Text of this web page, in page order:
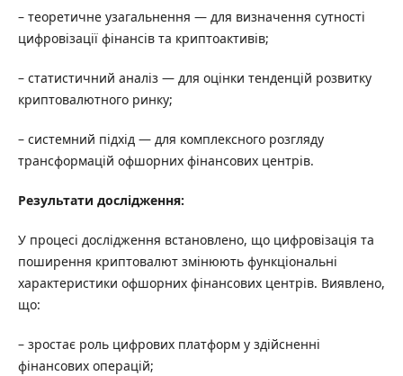
– теоретичне узагальнення — для визначення сутності
цифровізації фінансів та криптоактивів;
– статистичний аналіз — для оцінки тенденцій розвитку
криптовалютного ринку;
– системний підхід — для комплексного розгляду
трансформацій офшорних фінансових центрів.
Результати дослідження:
У процесі дослідження встановлено, що цифровізація та
поширення криптовалют змінюють функціональні
характеристики офшорних фінансових центрів. Виявлено,
що:
– зростає роль цифрових платформ у здійсненні
фінансових операцій;